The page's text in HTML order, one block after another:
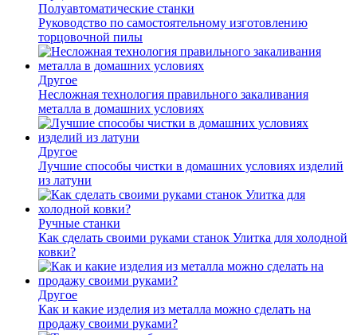
Полуавтоматические станки
Руководство по самостоятельному изготовлению
торцовочной пилы
Другое
Несложная технология правильного закаливания
металла в домашних условиях
Другое
Лучшие способы чистки в домашних условиях изделий
из латуни
Ручные станки
Как сделать своими руками станок Улитка для холодной
ковки?
Другое
Как и какие изделия из металла можно сделать на
продажу своими руками?